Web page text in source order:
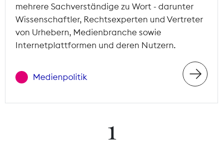
mehrere Sachverständige zu Wort - darunter
Wissenschaftler, Rechtsexperten und Vertreter
von Urhebern, Medienbranche sowie
Internetplattformen und deren Nutzern.
Medienpolitik
1